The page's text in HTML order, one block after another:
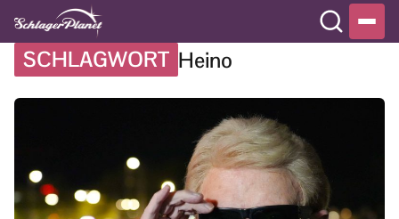
SCHLAGWORT Heino